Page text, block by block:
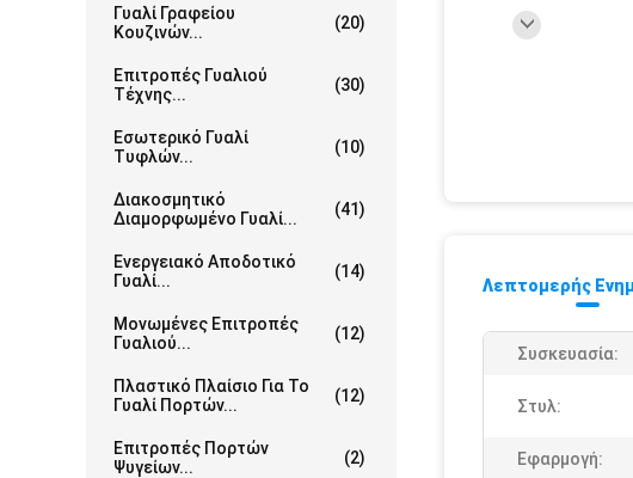
Γυαλί Γραφείου
Κουζινών...
(20)
Επιτροπές Γυαλιού
Τέχνης...
(30)
Εσωτερικό Γυαλί
Τυφλών...
(10)
Διακοσμητικό
Διαμορφωμένο Γυαλί...
(41)
Ενεργειακό Αποδοτικό
Γυαλί...
(14)
Μονωμένες Επιτροπές
Γυαλιού...
(12)
Πλαστικό Πλαίσιο Για Το
Γυαλί Πορτών...
(12)
Επιτροπές Πορτών
Ψυγείων...
(2)
Λεπτομερής
Συσκευασία:
Στυλ:
Εφαρμογή: